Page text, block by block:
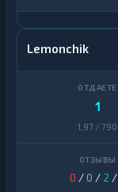
Lemonchik
1
1,97 / 790
0 / 0 / 2 /